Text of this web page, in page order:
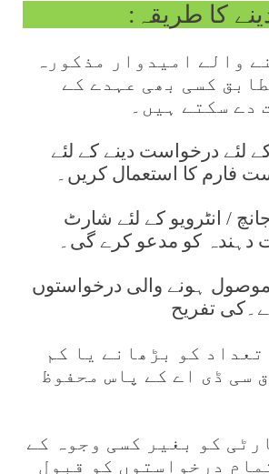
کا طریقہ:
والے امیدوار مذکورہ
کسی بھی عہدے کے
دے سکتے ہیں۔
لئے درخواست دینے کے لئے
فارم کا استعمال کریں۔
/ انٹرویو کے لئے شارٹ
کو مدعو کرے گی۔
ہونے والی درخواستوں
کی تفریح
کو بڑھانے یا کم
سی ڈی اے کے پاس محفوظ
کو بغیر کسی وجوہ کے
درخواستوں کو قبول